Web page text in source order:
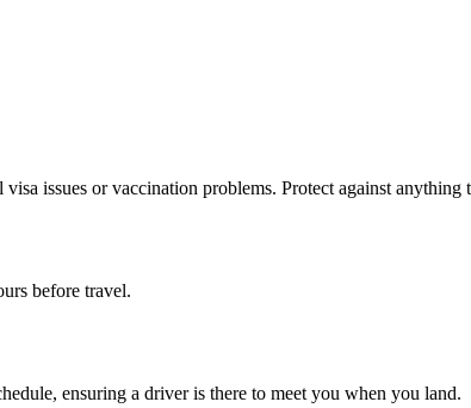
issues or vaccination problems. Protect against anything
before travel.
ensuring a driver is there to meet you when you land.